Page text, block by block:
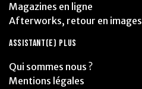
Magazines en ligne
Afterworks, retour en images
ASSISTANT(E) PLUS
Qui sommes nous ?
Mentions légales